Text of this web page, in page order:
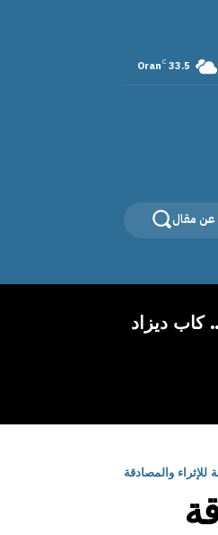
33.5
C
Oran
مقال
كاب ديزاد
والمصادقة